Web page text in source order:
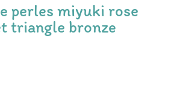
perles miyuki rose
triangle bronze